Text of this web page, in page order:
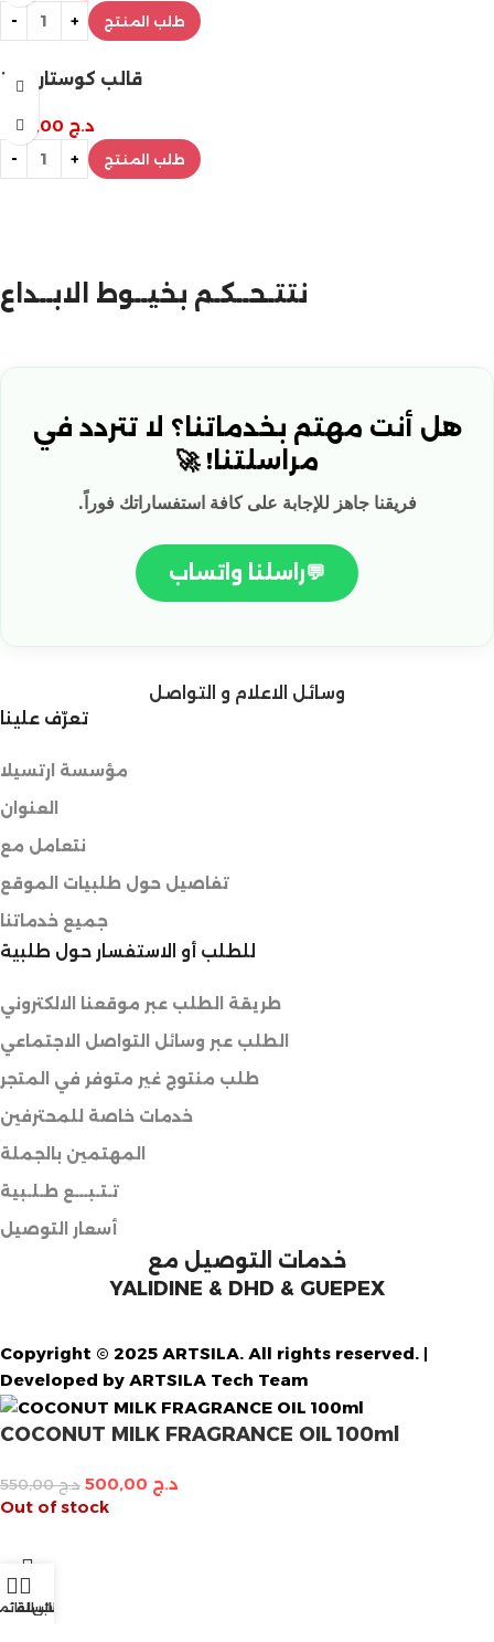
طلب المنتج
قالب كوستار بابلز
د.ج
طلب المنتج
نتتـحــكـم بخيــوط الابــداع
هل أنت مهتم بخدماتنا؟ لا تتردد في
مراسلتنا! 🚀
فريقنا جاهز للإجابة على كافة استفساراتك فوراً.
💬راسلنا واتساب
وسائل الاعلام و التواصل
تعرّف علينا
مؤسسة ارتسيلا
العنوان
نتعامل مع
تفاصيل حول طلبيات الموقع
جميع خدماتنا
للطلب أو الاستفسار حول طلبية
طريقة الطلب عبر موقعنا الالكتروني
الطلب عبر وسائل التواصل الاجتماعي
طلب منتوج غير متوفر في المتجر
خدمات خاصة للمحترفين
المهتمين بالجملة
تـتـبـــع طـلـبية
أسعار التوصيل
خدمات التوصيل مع
YALIDINE & DHD & GUEPEX
Copyright © 2025 ARTSILA. All rights reserved. |
Developed by ARTSILA Tech Team
COCONUT MILK FRAGRANCE OIL 100ml
د.ج550,00 د.ج
Out of stock
السلةحسابي
الرغبات